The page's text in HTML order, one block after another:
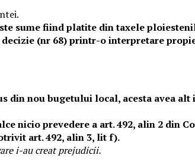
sume fiind platite din taxele
(nr 68) printr-o interpretare
nou bugetului local, acesta avea
nicio prevedere a art. 492, alin 2 din
art. 492, alin 3, lit f).
i-au creat prejudicii.